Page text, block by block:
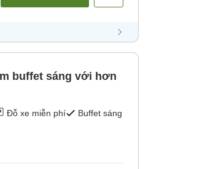
buffet sáng với hơn
Đỗ xe miễn phí
Buffet sáng